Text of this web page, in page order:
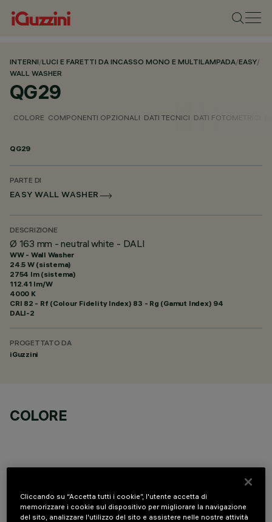
INTERNI/LUCI E FARETTI DA INCASSO MONO E MULTILAMPADA/EASY/
WALL WASHER
QG29
COLORE COMPONENTI OPZIONALI DATI TECNICI DATI FOTOMETRICI
QG29
PARTE DI
EASY WALL WASHER
DESCRIZIONE
Ø 163 mm - neutral white - DALI
WW - Wall Washer
24.5 W (sistema)
2754 lm (sistema)
112.41 lm/W
4000 K
CRI 82 - Rf (Colour Fidelity Index) 83 - Rg (Gamut Index) 94
DALI-2
PROGETTATO DA
iGuzzini
COLORE
COMPONENTI OPZIONALI
Cliccando su “Accetta tutti i cookie”, l'utente accetta di
memorizzare i cookie sul dispositivo per migliorare la navigazione
del sito, analizzare l'utilizzo del sito e assistere nelle nostre attività